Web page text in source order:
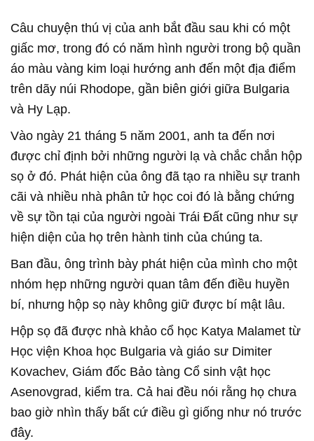
Câu chuyện thú vị của anh bắt đầu sau khi có một
giấc mơ, trong đó có năm hình người trong bộ quần
áo màu vàng kim loại hướng anh đến một địa điểm
trên dãy núi Rhodope, gần biên giới giữa Bulgaria
và Hy Lạp.
Vào ngày 21 tháng 5 năm 2001, anh ta đến nơi
được chỉ định bởi những người lạ và chắc chắn hộp
sọ ở đó. Phát hiện của ông đã tạo ra nhiều sự tranh
cãi và nhiều nhà phân tử học coi đó là bằng chứng
về sự tồn tại của người ngoài Trái Đất cũng như sự
hiện diện của họ trên hành tinh của chúng ta.
Ban đầu, ông trình bày phát hiện của mình cho một
nhóm hẹp những người quan tâm đến điều huyền
bí, nhưng hộp sọ này không giữ được bí mật lâu.
Hộp sọ đã được nhà khảo cổ học Katya Malamet từ
Học viện Khoa học Bulgaria và giáo sư Dimiter
Kovachev, Giám đốc Bảo tàng Cổ sinh vật học
Asenovgrad, kiểm tra. Cả hai đều nói rằng họ chưa
bao giờ nhìn thấy bất cứ điều gì giống như nó trước
đây.